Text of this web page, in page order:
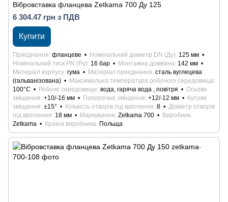
Вібровставка фланцева Zetkama 700 Ду 125
6 304.47 грн з ПДВ
Купити
Приєднання фланцеве Номінальний діаметр DN (Ду) 125 мм
Номінальний тиск PN (Ру) 16 бар Монтажна довжина 142 мм
Матеріал корпусу гума Матеріал приєднання сталь вуглецева
(гальванізована)
Максимальна температура робочого середовища
100°С
Робоче середовище вода, гаряча вода , повітря
Осьове
зміщення +10/-16 мм Поперечне зміщення +12/-12 мм
Кутове
зміщення ±15° Кількість отворів під кріплення 8
Діаметр отворів
під кріплення 18 мм Маркування Zetkama 700
Виробник
Zetkama
Країна виробника Польща